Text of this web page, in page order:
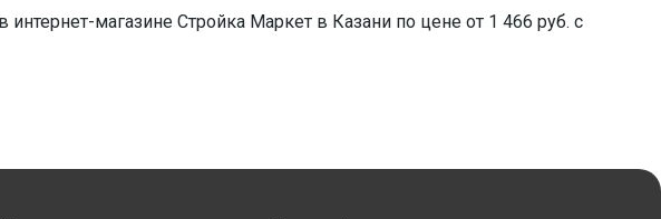
магазине Стройка Маркет в Казани по цене от 1 466 руб. с